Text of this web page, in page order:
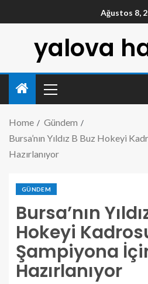
Ağustos 8,
yalova
Home
Gündem
Bursa’nın Yıldız B Buz Hokeyi
Hazırlanıyor
GÜNDEM
Bursa’nın
Hokeyi
Şampiyona
Hazırlanıyor